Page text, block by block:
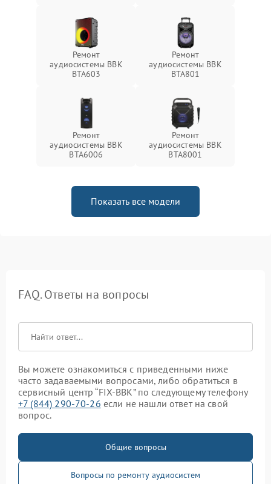
Ремонт
аудиосистемы BBK
BTA603
Ремонт
аудиосистемы BBK
BTA801
Ремонт
аудиосистемы BBK
BTA6006
Ремонт
аудиосистемы BBK
BTA8001
Показать все модели
FAQ. Ответы на вопросы
Вы можете ознакомиться с приведенными ниже
часто задаваемыми вопросами, либо обратиться в
сервисный центр “FIX-BBK” по следующему телефону
+7 (844) 290-70-26 если не нашли ответ на свой
вопрос.
Общие вопросы
Вопросы по ремонту аудиосистем